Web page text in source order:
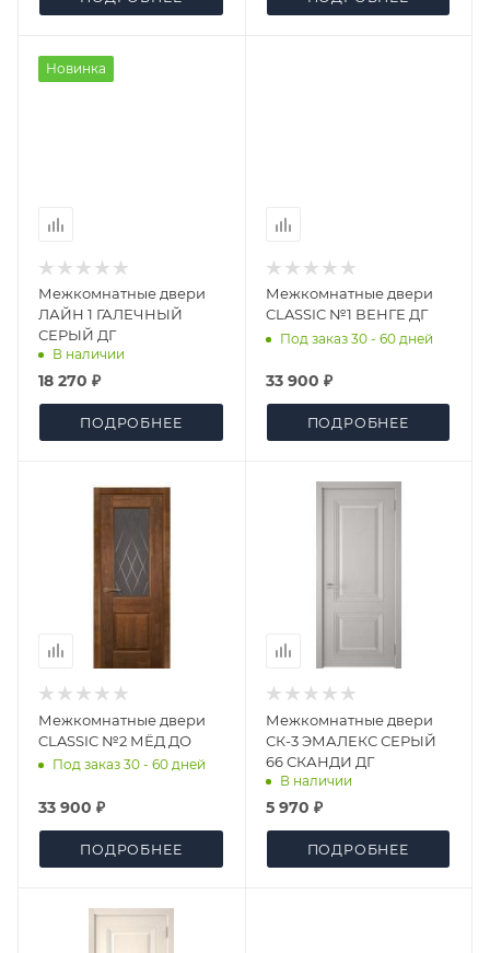
Новинка
Межкомнатные двери
ЛАЙН 1 ГАЛЕЧНЫЙ
СЕРЫЙ ДГ
В наличии
18 270 ₽
ПОДРОБНЕЕ
Межкомнатные двери
CLASSIC №1 ВЕНГЕ ДГ
Под заказ 30 - 60 дней
33 900 ₽
ПОДРОБНЕЕ
Межкомнатные двери
CLASSIC №2 МЁД ДО
Под заказ 30 - 60 дней
33 900 ₽
ПОДРОБНЕЕ
Межкомнатные двери
СК-3 ЭМАЛЕКС СЕРЫЙ
66 СКАНДИ ДГ
В наличии
5 970 ₽
ПОДРОБНЕЕ